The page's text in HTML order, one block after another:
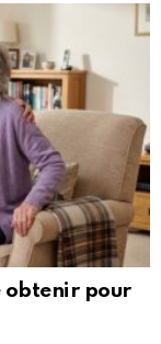
obtenir pour